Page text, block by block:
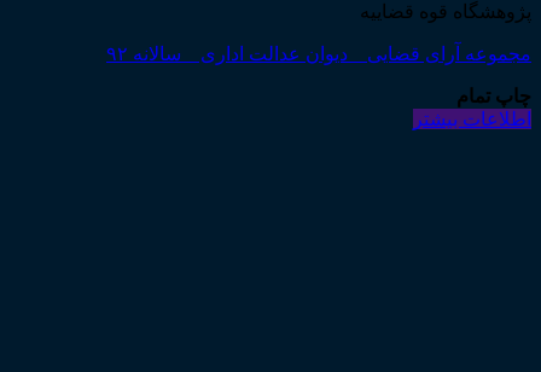
پژوهشگاه قوه قضاییه
مجموعه آرای قضایی _ دیوان عدالت اداری _ سالانه ۹۲
چاپ تمام
اطلاعات بیشتر